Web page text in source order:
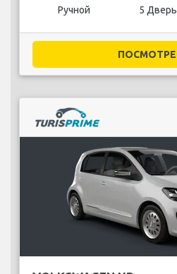
Ручной 5 Дверь